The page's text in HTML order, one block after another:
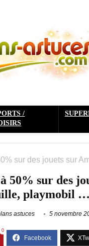
/
sur des jouets sur
50% sur des
playmobil …
astuces 5 novembre
0